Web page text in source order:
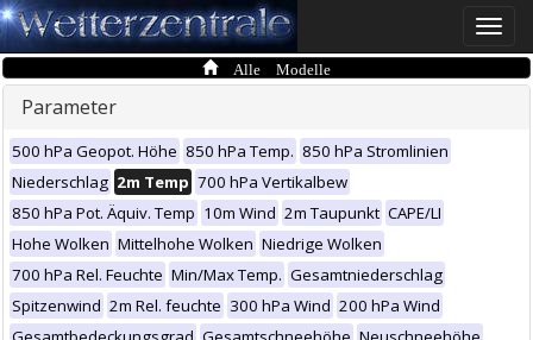
Toggle
Alle Modelle
Parameter
500 hPa Geopot. Höhe 850 hPa Temp. 850 hPa Stromlinien
Niederschlag 2m Temp 700 hPa Vertikalbew
850 hPa Pot. Äquiv. Temp 10m Wind 2m Taupunkt CAPE/LI
Hohe Wolken Mittelhohe Wolken Niedrige Wolken
700 hPa Rel. Feuchte Min/Max Temp. Gesamtniederschlag
Spitzenwind 2m Rel. feuchte 300 hPa Wind 200 hPa Wind